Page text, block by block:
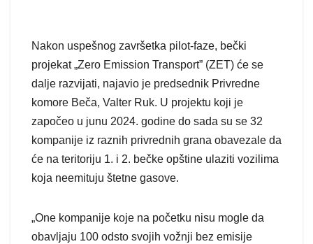
Nakon uspešnog završetka pilot-faze, bečki
projekat „Zero Emission Transport” (ZET) će se
dalje razvijati, najavio je predsednik Privredne
komore Beča, Valter Ruk. U projektu koji je
započeo u junu 2024. godine do sada su se 32
kompanije iz raznih privrednih grana obavezale da
će na teritoriju 1. i 2. bečke opštine ulaziti vozilima
koja neemituju štetne gasove.
„One kompanije koje na početku nisu mogle da
obavljaju 100 odsto svojih vožnji bez emisije